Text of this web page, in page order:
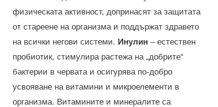
физическата активност, допринасят за защитата
от стареене на организма и поддържат здравето
на всички негови системи. Инулин – естествен
пробиотик, стимулира растежа на „добрите“
бактерии в червата и осигурява по-добро
усвояване на витамини и микроелементи в
организма. Витамините и минералите са